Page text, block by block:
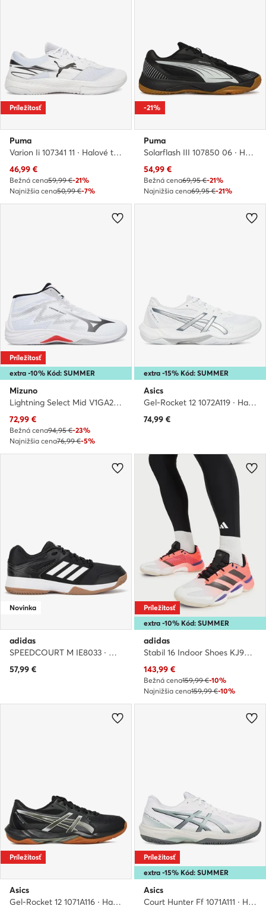
Príležitosť
Puma
Varion Ii 107341 11 · Halové topánky
Aktuálna cena
46,99 €
Bežná cena59,99 €-21%
Najnižšia cena50,99 €-7%
-21%
Puma
Solarflash III 107850 06 · Halové topánky
Aktuálna cena
54,99 €
Bežná cena69,95 €-21%
Najnižšia cena69,95 €-21%
extra -10% Kód: SUMMER
Príležitosť
Mizuno
Lightning Select Mid V1GA2675 · Halové topánky
Aktuálna cena
72,99 €
Bežná cena94,95 €-23%
Najnižšia cena76,99 €-5%
extra -15% Kód: SUMMER
Asics
Gel-Rocket 12 1072A119 · Halové topánky
74,99 €
Novinka
adidas
SPEEDCOURT M IE8033 · Halové topánky
57,99 €
extra -10% Kód: SUMMER
Príležitosť
adidas
Stabil 16 Indoor Shoes KJ9678 · Halové topánky
Aktuálna cena
143,99 €
Bežná cena159,99 €-10%
Najnižšia cena159,99 €-10%
Príležitosť
Asics
Gel-Rocket 12 1071A116 · Halové topánky
extra -15% Kód: SUMMER
Príležitosť
Asics
Court Hunter Ff 1071A111 · Halové topánky